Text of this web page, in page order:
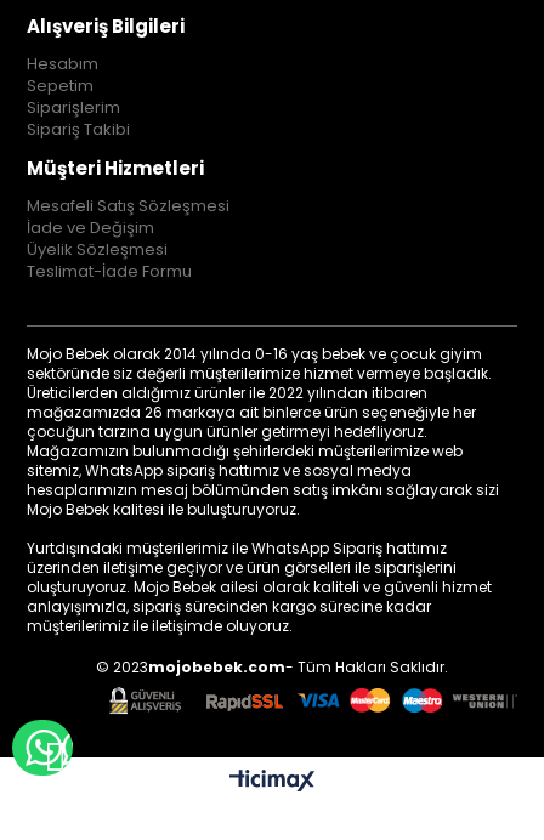
Alışveriş Bilgileri
Hesabım
Sepetim
Siparişlerim
Sipariş Takibi
Müşteri Hizmetleri
Mesafeli Satış Sözleşmesi
İade ve Değişim
Üyelik Sözleşmesi
Teslimat-İade Formu
Mojo Bebek olarak 2014 yılında 0-16 yaş bebek ve çocuk giyim
sektöründe siz değerli müşterilerimize hizmet vermeye başladık.
Üreticilerden aldığımız ürünler ile 2022 yılından itibaren
mağazamızda 26 markaya ait binlerce ürün seçeneğiyle her
çocuğun tarzına uygun ürünler getirmeyi hedefliyoruz.
Mağazamızın bulunmadığı şehirlerdeki müşterilerimize web
sitemiz, WhatsApp sipariş hattımız ve sosyal medya
hesaplarımızın mesaj bölümünden satış imkânı sağlayarak sizi
Mojo Bebek kalitesi ile buluşturuyoruz.
Yurtdışındaki müşterilerimiz ile WhatsApp Sipariş hattımız
üzerinden iletişime geçiyor ve ürün görselleri ile siparişlerini
oluşturuyoruz. Mojo Bebek ailesi olarak kaliteli ve güvenli hizmet
anlayışımızla, sipariş sürecinden kargo sürecine kadar
müşterilerimiz ile iletişimde oluyoruz.
© 2023mojobebek.com- Tüm Hakları Saklıdır.